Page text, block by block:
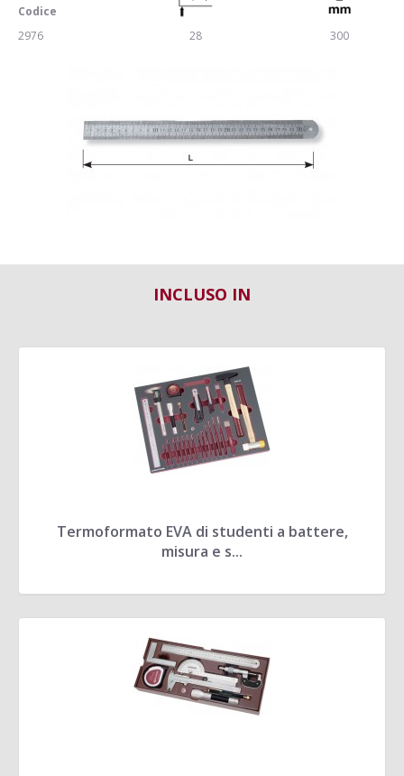
Codice
2976
28 300
INCLUSO IN
Termoformato EVA di studenti a battere,
misura e s...